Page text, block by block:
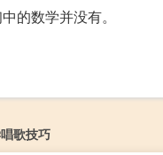
的数学并没有。
歌技巧